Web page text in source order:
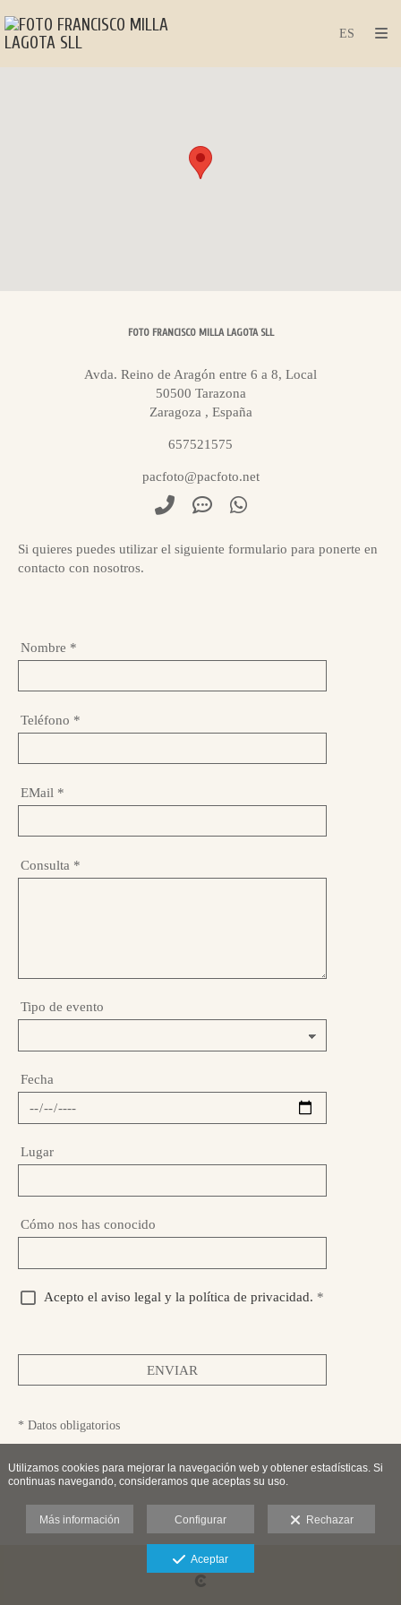
FOTO FRANCISCO MILLA LAGOTA SLL
Avda. Reino de Aragón entre 6 a 8, Local
50500 Tarazona
Zaragoza , España
657521575
pacfoto@pacfoto.net
Si quieres puedes utilizar el siguiente formulario para ponerte en
contacto con nosotros.
Nombre *
Teléfono *
EMail *
Consulta *
Tipo de evento
Fecha
Lugar
Cómo nos has conocido
Acepto el aviso legal y la política de privacidad. *
ENVIAR
* Datos obligatorios
Utilizamos cookies para mejorar la navegación web y obtener estadísticas. Si
continuas navegando, consideramos que aceptas su uso.
Más información Configurar Rechazar
Aceptar